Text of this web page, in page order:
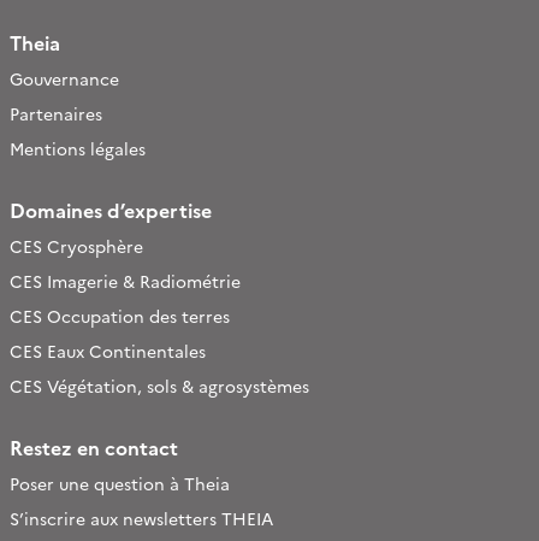
Theia
Gouvernance
Partenaires
Mentions légales
Domaines d’expertise
CES Cryosphère
CES Imagerie & Radiométrie
CES Occupation des terres
CES Eaux Continentales
CES Végétation, sols & agrosystèmes
Restez en contact
Poser une question à Theia
S’inscrire aux newsletters THEIA